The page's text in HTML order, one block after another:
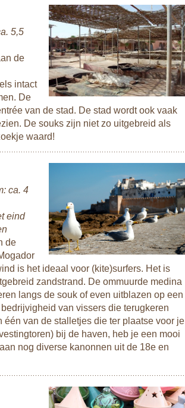
5,5
de
intact
De
van de stad. De stad wordt ook vaak
De souks zijn niet zo uitgebreid als
waard!
ca. 4
eind
de
is het ideaal voor (kite)surfers. Het is
zandstrand. De ommuurde medina
langs de souk of even uitblazen op een
van vissers die terugkeren
één van de stalletjes die ter plaatse voor je
bij de haven, heb je een mooi
nog diverse kanonnen uit de 18e en